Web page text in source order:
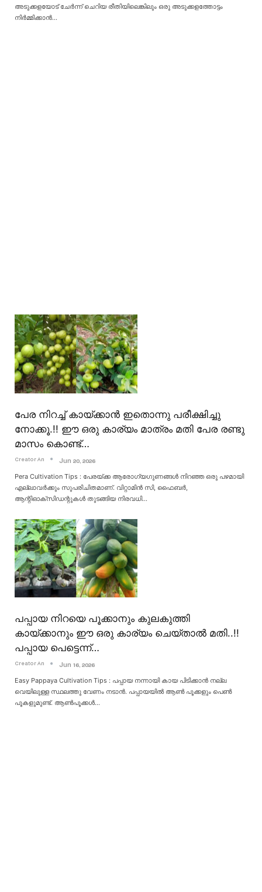
അടുക്കളയോട് ചേർന്ന് ചെറിയ രീതിയിലെങ്കിലും ഒരു അടുക്കളത്തോട്ടം
നിർമ്മിക്കാൻ…
പേര നിറച്ച് കായ്ക്കാൻ ഇതൊന്നു പരീക്ഷിച്ചു
നോക്കൂ.!! ഈ ഒരു കാര്യം മാത്രം മതി പേര രണ്ടു
മാസം കൊണ്ട്…
Creator An Jun 20, 2026
Pera Cultivation Tips : പേരയ്ക്ക ആരോഗ്യഗുണങ്ങൾ നിറഞ്ഞ ഒരു പഴമായി
എല്ലാവർക്കും സുപരിചിതമാണ്. വിറ്റാമിൻ സി, ഫൈബർ,
ആന്റിഓക്സിഡന്റുകൾ തുടങ്ങിയ നിരവധി…
പപ്പായ നിറയെ പൂക്കാനും കുലകുത്തി
കായ്ക്കാനും ഈ ഒരു കാര്യം ചെയ്താൽ മതി..!!
പപ്പായ പെട്ടെന്ന്…
Creator An Jun 16, 2026
Easy Pappaya Cultivation Tips : പപ്പായ നന്നായി കായ പിടിക്കാൻ നല്ല
വെയിലുള്ള സ്ഥലത്തു വേണം നടാൻ. പപ്പായയിൽ ആൺ പൂക്കളും പെൺ
പൂകളുമുണ്ട്. ആൺപൂക്കൾ…